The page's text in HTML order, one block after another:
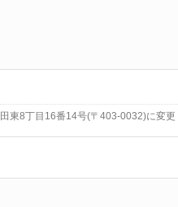
東8丁目16番14号(〒403-0032)に変更